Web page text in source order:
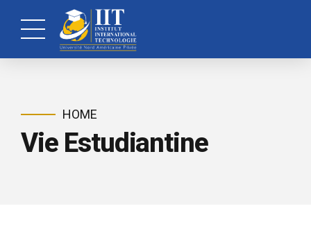
HOME
Vie Estudiantine